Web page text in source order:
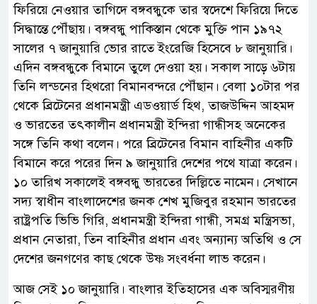
ফিরিয়ে নেওয়ার তাগিদে বঙ্গবন্ধুকে তার স্বদেশে ফিরিয়ে দিতে
সিদ্ধান্তে পৌঁছায়। বঙ্গবন্ধু পাকিস্তান থেকে মুক্তি পান ১৯৭২
সালের ৭ জানুয়ারি ভোর রাতে ইংরেজি হিসেবে ৮ জানুয়ারি।
এদিন বঙ্গবন্ধুকে বিমানে তুলে দেওয়া হয়। সকাল সাড়ে ৬টায়
তিনি লন্ডনের হিথরো বিমানবন্দরে পৌঁছান। বেলা ১০টার পর
থেকে ব্রিটেনের প্রধানমন্ত্রী এডওয়ার্ড হিথ, তাজউদ্দিন আহমদ
ও ভারতের তৎকালীন প্রধানমন্ত্রী ইন্দিরা গান্ধীসহ অনেকের
সঙ্গে তিনি কথা বলেন। পরে ব্রিটেনের বিমান বাহিনীর একটি
বিমানে করে পরের দিন ৯ জানুয়ারি দেশের পথে যাত্রা করেন।
১০ তারিখ সকালেই বঙ্গবন্ধু ভারতের দিল্লিতে নামেন। সেখানে
সদ্য স্বাধীন বাংলাদেশের জনক শেখ মুজিবুর রহমান ভারতের
রাষ্ট্রপতি ভিভি গিরি, প্রধানমন্ত্রী ইন্দিরা গান্ধী, সমগ্র মন্ত্রিসভা,
প্রধান নেতারা, তিন বাহিনীর প্রধান এবং অন্যান্য অতিথি ও সে
দেশের জনগণের কাছ থেকে উষ্ণ সংবর্ধনা লাভ করেন।
আজ সেই ১০ জানুয়ারি। বাংলার ইতিহাসের এক অবিস্মরণীয়